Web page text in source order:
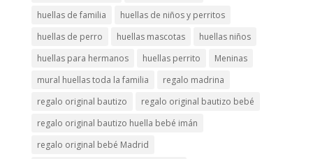
huellas de familia
huellas de niños y perritos
huellas de perro
huellas mascotas
huellas niños
huellas para hermanos
huellas perrito
Meninas
mural huellas toda la familia
regalo madrina
regalo original bautizo
regalo original bautizo bebé
regalo original bautizo huella bebé imán
regalo original bebé Madrid